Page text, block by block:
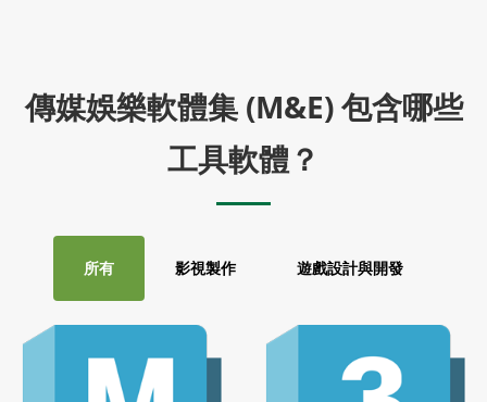
傳媒娛樂軟體集 (M&E) 包含哪些
工具軟體？
所有 影視製作 遊戲設計與開發